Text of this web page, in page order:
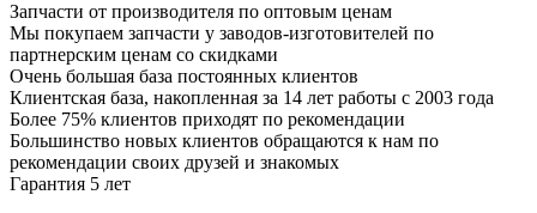
Запчасти от производителя по оптовым ценам
Мы покупаем запчасти у заводов-изготовителей по
партнерским ценам со скидками
Очень большая база постоянных клиентов
Клиентская база, накопленная за 14 лет работы с 2003 года
Более 75% клиентов приходят по рекомендации
Большинство новых клиентов обращаются к нам по
рекомендации своих друзей и знакомых
Гарантия 5 лет